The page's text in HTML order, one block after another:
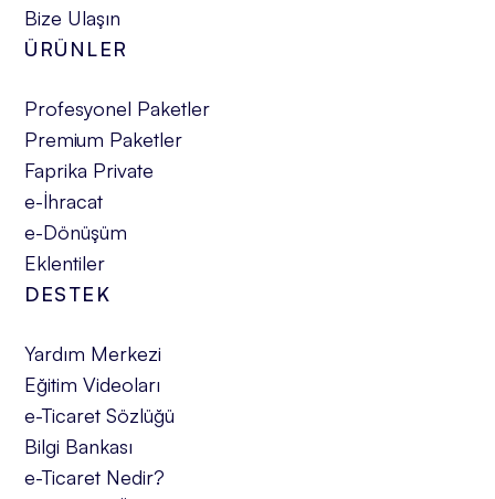
Bize Ulaşın
ÜRÜNLER
Profesyonel Paketler
Premium Paketler
Faprika Private
e-İhracat
e-Dönüşüm
Eklentiler
DESTEK
Yardım Merkezi
Eğitim Videoları
e-Ticaret Sözlüğü
Bilgi Bankası
e-Ticaret Nedir?